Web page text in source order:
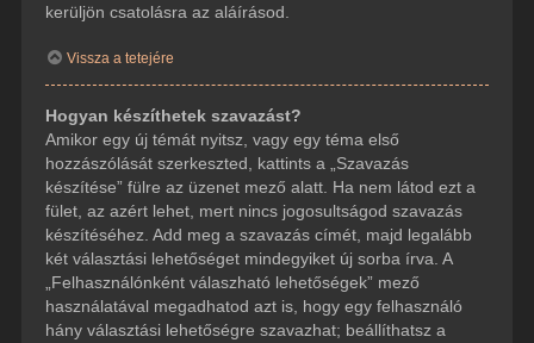
kerüljön csatolásra az aláírásod.
Vissza a tetejére
Hogyan készíthetek szavazást?
Amikor egy új témát nyitsz, vagy egy téma első
hozzászólását szerkeszted, kattints a „Szavazás
készítése” fülre az üzenet mező alatt. Ha nem látod ezt a
fület, az azért lehet, mert nincs jogosultságod szavazás
készítéséhez. Add meg a szavazás címét, majd legalább
két választási lehetőséget mindegyiket új sorba írva. A
„Felhasználónként válaszható lehetőségek” mező
használatával megadhatod azt is, hogy egy felhasználó
hány választási lehetőségre szavazhat; beállíthatsz a